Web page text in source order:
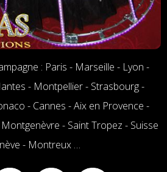
: Paris - Marseille - Lyon -
- Montpellier - Strasbourg -
- Cannes - Aix en Provence -
- Saint Tropez - Suisse
- Montreux …